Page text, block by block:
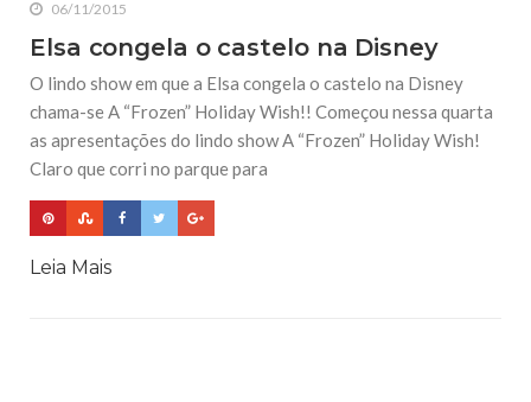
06/11/2015
Elsa congela o castelo na Disney
O lindo show em que a Elsa congela o castelo na Disney
chama-se A “Frozen” Holiday Wish!! Começou nessa quarta
as apresentações do lindo show A “Frozen” Holiday Wish!
Claro que corri no parque para
Leia Mais